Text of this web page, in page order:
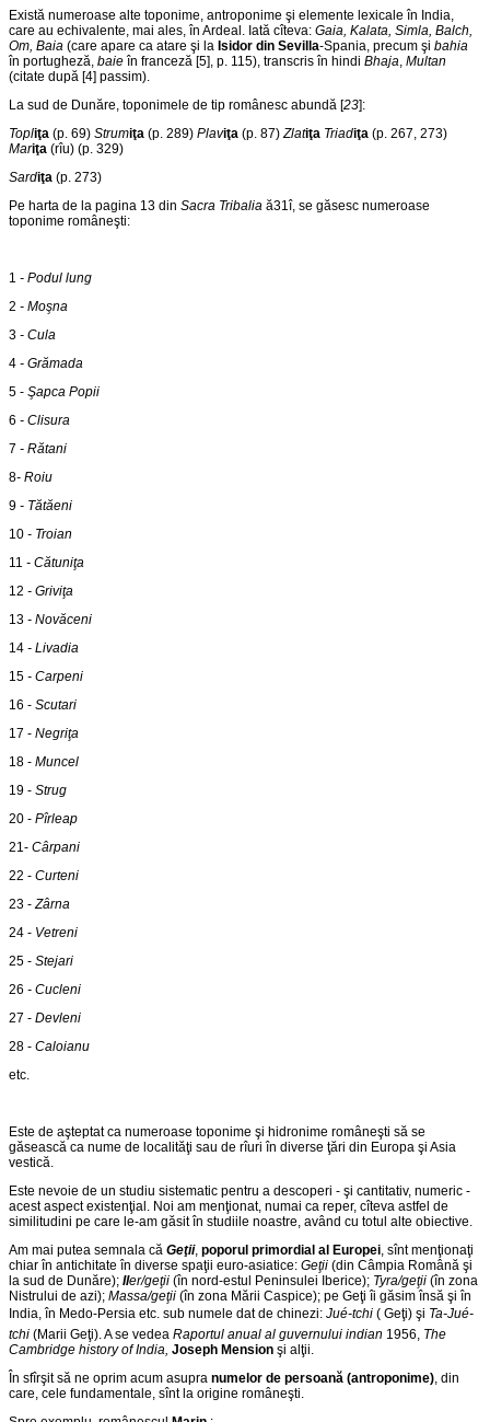
Există numeroase alte toponime, antroponime şi elemente lexicale în India,
care au echivalente, mai ales, în Ardeal. Iată cîteva: Gaia, Kalata, Simla, Balch,
Om, Baia (care apare ca atare şi la Isidor din Sevilla-Spania, precum şi bahia
în portugheză, baie în franceză [5], p. 115), transcris în hindi Bhaja, Multan
(citate după [4] passim).
La sud de Dunăre, toponimele de tip românesc abundă [23]:
Topliţa (p. 69) Strumiţa (p. 289) Plaviţa (p. 87)Zlatiţa Triadiţa (p. 267, 273)
Mariţa (rîu) (p. 329)
Sardiţa (p. 273)
Pe harta de la pagina 13 din Sacra Tribalia ă31î, se găsesc numeroase
toponime româneşti:
1 - Podul lung
2 - Moşna
3 - Cula
4 - Grămada
5 - Şapca Popii
6 - Clisura
7 - Rătani
8- Roiu
9 - Tătăeni
10 - Troian
11 - Cătuniţa
12 - Griviţa
13 - Novăceni
14 - Livadia
15 - Carpeni
16 - Scutari
17 - Negriţa
18 - Muncel
19 - Strug
20 - Pîrleap
21- Cârpani
22 - Curteni
23 -Zârna
24 - Vetreni
25 - Stejari
26 - Cucleni
27 - Devleni
28 - Caloianu
etc.
Este de aşteptat ca numeroase toponime şi hidronime româneşti să se
găsească ca nume de localităţi sau de rîuri în diverse ţări din Europa şi Asia
vestică.
Este nevoie de un studiu sistematic pentru a descoperi - şi cantitativ, numeric -
acest aspect existenţial. Noi am menţionat, numai ca reper, cîteva astfel de
similitudini pe care le-am găsit în studiile noastre, având cu totul alte obiective.
Am mai putea semnala că Geţii, poporul primordial al Europei, sînt menţionaţi
chiar în antichitate în diverse spaţii euro-asiatice: Geţii (din Câmpia Română şi
la sud de Dunăre); Iler/geţii (în nord-estul Peninsulei Iberice); Tyra/geţii (în zona
Nistrului de azi); Massa/geţii (în zona Mării Caspice); pe Geţi îi găsim însă şi în
India, în Medo-Persia etc. sub numele dat de chinezi: Jué-tchi ( Geţi) şi Ta-Jué-
tchi (Marii Geţi). A se vedea Raportul anual al guvernului indian 1956, The
Cambridge history of India, Joseph Mension şi alţii.
În sfîrşit să ne oprim acum asupra numelor de persoană (antroponime), din
care, cele fundamentale, sînt la origine româneşti.